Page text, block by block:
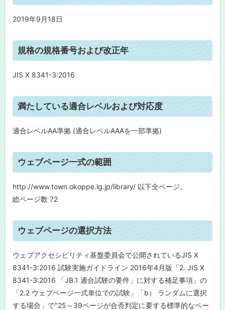
2019年9月18日
ト
ッ
プ
戻
る
規格の規格番号および改正年
JIS X 8341-3:2016
ト
ッ
プ
戻
る
満たしている適合レベルおよび対応度
適合レベルAA準拠 (適合レベルAAAを一部準拠)
ト
ッ
プ
に
る
ウェブページ一式の範囲
http://www.town.okoppe.lg.jp/library/ 以下全ページ。
総ページ数 72
ト
ッ
プ
に
戻
る
ウェブページの選択方法
ウェブアクセシビリティ基盤委員会で公開されているJIS X
8341-3:2016 試験実施ガイドライン 2016年4月版「2. JIS X
8341-3:2016 「JB.1 適合試験の要件」に対する補足事項」の
「2.2 ウェブページ一式単位での試験」「b） ランダムに選択
する場合」で"25～39ページが合否判定に要する標準的なペー